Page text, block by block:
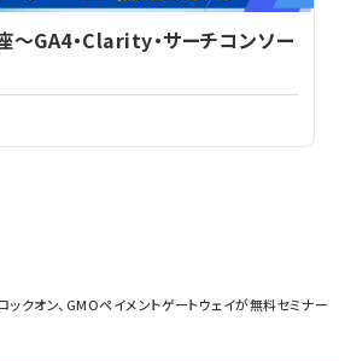
ックオン、GMOペイメントゲートウェイが無料セミナー
～GA4・Clarity・サーチコンソー